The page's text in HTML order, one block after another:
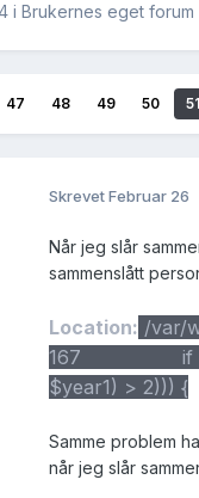
i Brukernes eget forum
47 48 49 50 51
SkrevetFebruar 26
Når jeg slår
sammenslått
Location: /var/
167 if
$year1) > 2))) {
Samme problem
når jeg slår